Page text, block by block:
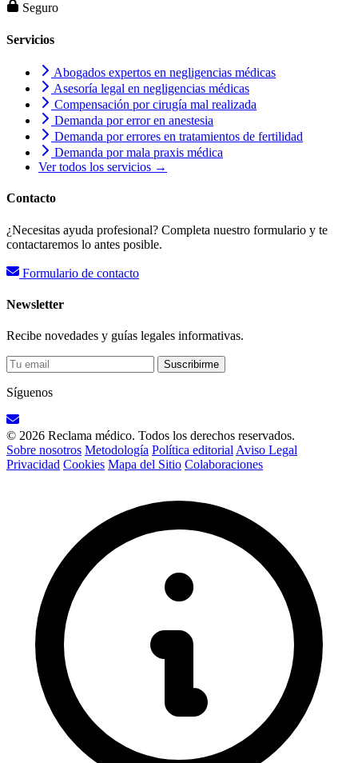
Seguro
Servicios
Abogados expertos en negligencias médicas
Asesoría legal en negligencias médicas
Compensación por cirugía mal realizada
Demanda por error en anestesia
Demanda por errores en tratamientos de fertilidad
Demanda por mala praxis médica
Ver todos los servicios →
Contacto
¿Necesitas ayuda profesional? Completa nuestro formulario y te
contactaremos lo antes posible.
Formulario de contacto
Newsletter
Recibe novedades y guías legales informativas.
Suscribirme
Síguenos
© 2026 Reclama médico. Todos los derechos reservados.
Sobre nosotros Metodología Política editorial Aviso Legal
Privacidad Cookies Mapa del Sitio Colaboraciones